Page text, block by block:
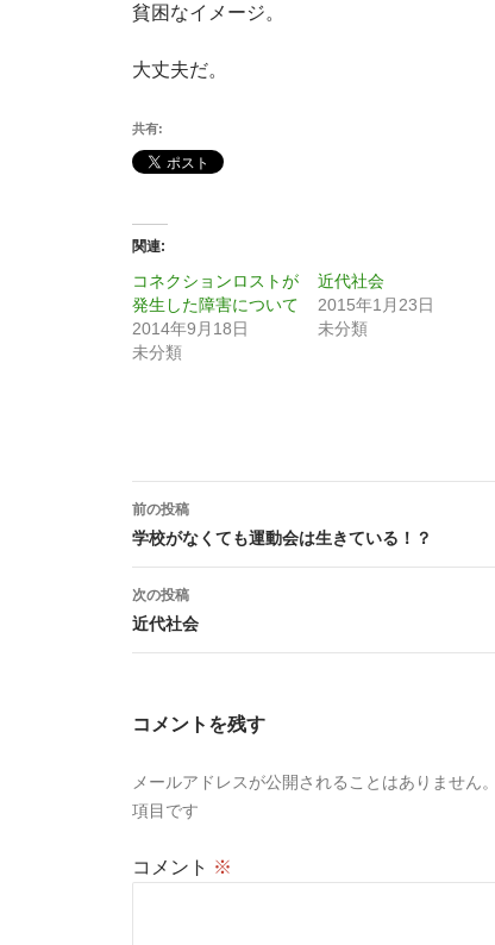
貧困なイメージ。
大丈夫だ。
共有:
関連
コネクションロストが
発生した障害について
2014年9月18日
未分類
近代社会
2015年1月23日
未分類
投
稿
ナ
ビ
ョ
前の投稿
学校がなくても運動会は生きている！？
次の投稿
近代社会
コメントを残す
メールアドレスが公開されることはありません。
項目です
コメント ※